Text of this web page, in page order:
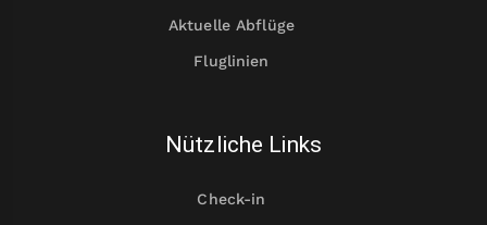
Aktuelle Abflüge
Fluglinien
Nützliche Links
Check-in